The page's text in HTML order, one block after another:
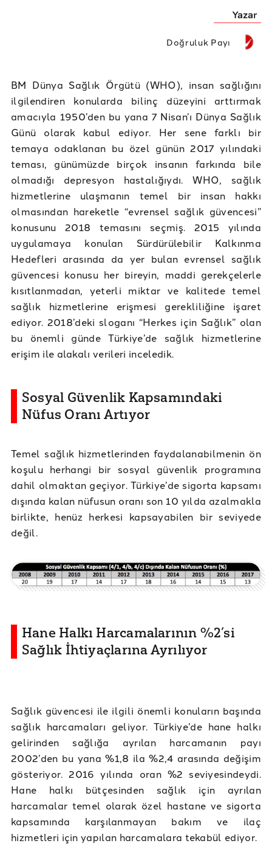
Yazar
Doğruluk Payı
BM Dünya Sağlık Örgütü (WHO), insan sağlığını
ilgilendiren konularda bilinç düzeyini arttırmak
amacıyla 1950’den bu yana 7 Nisan’ı Dünya Sağlık
Günü olarak kabul ediyor. Her sene farklı bir
temaya odaklanan bu özel günün 2017 yılındaki
teması, günümüzde birçok insanın farkında bile
olmadığı depresyon hastalığıydı. WHO, sağlık
hizmetlerine ulaşmanın temel bir insan hakkı
olmasından hareketle “evrensel sağlık güvencesi”
konusunu 2018 temasını seçmiş. 2015 yılında
uygulamaya konulan Sürdürülebilir Kalkınma
Hedefleri arasında da yer bulan evrensel sağlık
güvencesi konusu her bireyin, maddi gerekçelerle
kısıtlanmadan, yeterli miktar ve kalitede temel
sağlık hizmetlerine erişmesi gerekliliğine işaret
ediyor. 2018’deki sloganı “Herkes için Sağlık” olan
bu önemli günde Türkiye’de sağlık hizmetlerine
erişim ile alakalı verileri inceledik.
Sosyal Güvenlik Kapsamındaki
Nüfus Oranı Artıyor
Temel sağlık hizmetlerinden faydalanabilmenin ön
koşulu herhangi bir sosyal güvenlik programına
dahil olmaktan geçiyor. Türkiye’de sigorta kapsamı
dışında kalan nüfusun oranı son 10 yılda azalmakla
birlikte, henüz herkesi kapsayabilen bir seviyede
değil.
Hane Halkı Harcamalarının %2’si
Sağlık İhtiyaçlarına Ayrılıyor
Sağlık güvencesi ile ilgili önemli konuların başında
sağlık harcamaları geliyor. Türkiye’de hane halkı
gelirinden sağlığa ayrılan harcamanın payı
2002’den bu yana %1,8 ila %2,4 arasında değişim
gösteriyor. 2016 yılında oran %2 seviyesindeydi.
Hane halkı bütçesinden sağlık için ayrılan
harcamalar temel olarak özel hastane ve sigorta
kapsamında karşılanmayan bakım ve ilaç
hizmetleri için yapılan harcamalara tekabül ediyor.